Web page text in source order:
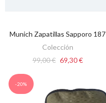
VER OPCIONES
Munich Zapatillas Sapporo 187
Colección
99,00 € 69,30 €
-20%